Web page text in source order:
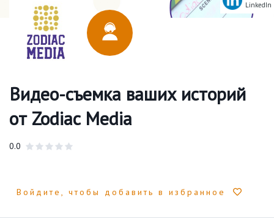
Видео-съемка ваших историй
от Zodiac Media
0.0
Войдите, чтобы добавить в избранное
LinkedIn